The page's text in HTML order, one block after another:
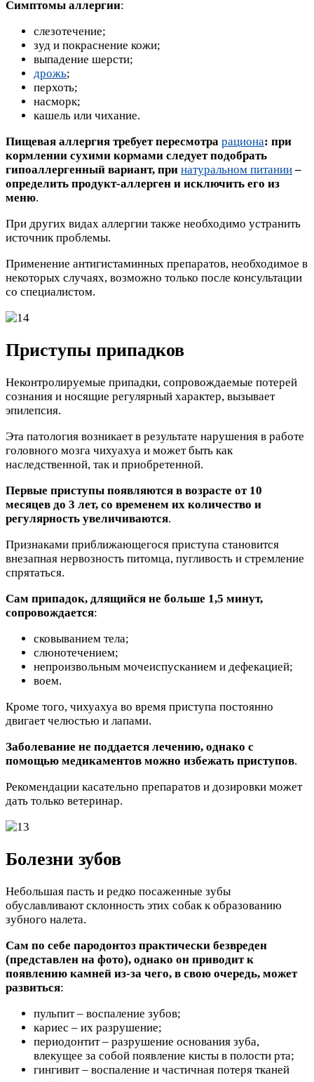
Симптомы аллергии:
слезотечение;
зуд и покраснение кожи;
выпадение шерсти;
дрожь;
перхоть;
насморк;
кашель или чихание.
Пищевая аллергия требует пересмотра рациона: при
кормлении сухими кормами следует подобрать
гипоаллергенный вариант, при натуральном питании–
определить продукт-аллерген и исключить его из
меню.
При других видах аллергии также необходимо устранить
источник проблемы.
Применение антигистаминных препаратов, необходимое в
некоторых случаях, возможно только после консультации
со специалистом.
Приступы припадков
Неконтролируемые припадки, сопровождаемые потерей
сознания и носящие регулярный характер, вызывает
эпилепсия.
Эта патология возникает в результате нарушения в работе
головного мозга чихуахуа и может быть как
наследственной, так и приобретенной.
Первые приступы появляются в возрасте от 10
месяцев до 3 лет, со временем их количество и
регулярность увеличиваются.
Признаками приближающегося приступа становится
внезапная нервозность питомца, пугливость и стремление
спрятаться.
Сам припадок, длящийся не больше 1,5 минут,
сопровождается:
сковыванием тела;
слюнотечением;
непроизвольным мочеиспусканием и дефекацией;
воем.
Кроме того, чихуахуа во время приступа постоянно
двигает челюстью и лапами.
Заболевание не поддается лечению, однако с
помощью медикаментов можно избежать приступов.
Рекомендации касательно препаратов и дозировки может
дать только ветеринар.
Болезни зубов
Небольшая пасть и редко посаженные зубы
обуславливают склонность этих собак к образованию
зубного налета.
Сам по себе пародонтоз практически безвреден
(представлен на фото), однако он приводит к
появлению камней из-за чего, в свою очередь, может
развиться:
пульпит – воспаление зубов;
кариес – их разрушение;
периодонтит – разрушение основания зуба,
влекущее за собой появление кисты в полости рта;
гингивит – воспаление и частичная потеря тканей